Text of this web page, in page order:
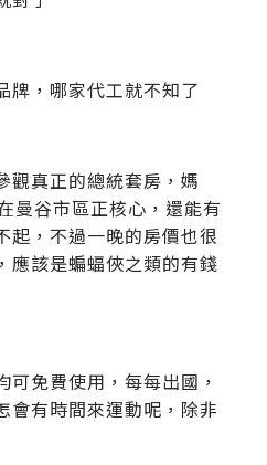
牌，哪家代工就不知了
觀真正的總統套房，媽
曼谷市區正核心，還能有
起，不過一晚的房價也很
應該是蝙蝠俠之類的有錢
免費使用，每每出國，
會有時間來運動呢，除非